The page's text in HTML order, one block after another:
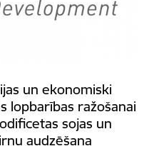
un ekonomiski
lopbarības ražošanai
sojas un
audzēšana